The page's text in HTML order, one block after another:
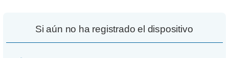
Si aún no ha registrado el dispositivo